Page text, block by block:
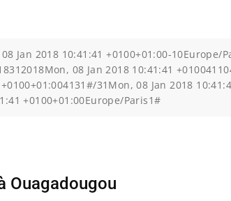
Jan 2018 10:41:41 +0100+01:00-
08 Jan 2018 10:41:41
31Mon, 08 Jan 2018
+0100+01:00Europe/Paris1#
Ouagadougou